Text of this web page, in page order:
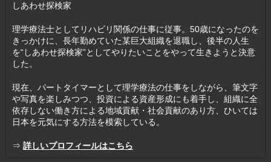
しあわせ探検家
理学療法士としてリハビリ関係の仕事に従事。50歳になったのを
きっかけに、長年勤めていた某巨大組織を退職し、後半の人生
を“しあわせ探検家”としてやりたいことをやって生きようと決意
した。
現在、パートタイマーとして理学療法の仕事をしながら、筆文字
や写真を楽しみつつ、投資による資産形成にも着手し、組織に全
依存しない働き方による地域貢献・社会貢献のあり方、ひいては
日本を元気にする方法を模索している。
⇒ 詳しいプロフィールはこちら